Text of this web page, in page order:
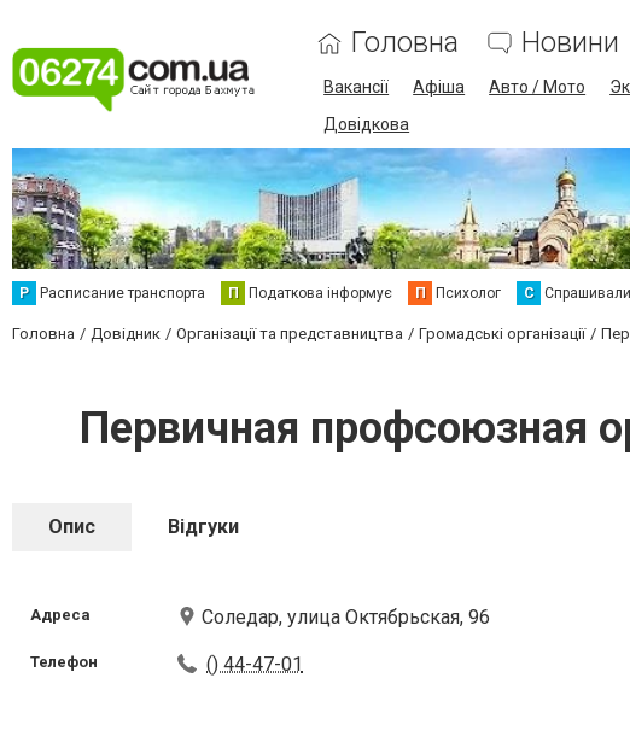
Головна Новини
Вакансії Афіша Авто / Мото
Довідкова
Р Расписание транспорта П Податкова інформує П Психолог С
Головна Довідник Організації та представництва Громадські організації
Первичная профсоюзная
Опис Відгуки
Адреса Соледар, улица Октябрьская, 96
Телефон () 44-47-01